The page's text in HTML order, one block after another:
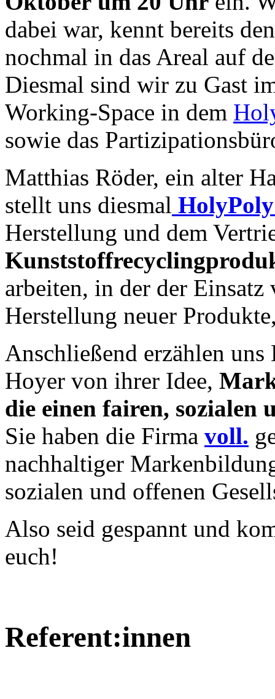
dabei war, kennt bereits
nochmal in das Areal auf
Diesmal sind wir zu Gast
Working-Space in dem
sowie das
Matthias Röder, ein alter
stellt uns diesmal
Herstellung und dem
arbeiten, in der der
Herstellung neuer
Anschließend erzählen
Hoyer von ihrer Idee,
die einen fairen, sozialen
Sie haben die Firma voll.
nachhaltiger
sozialen und offenen
Also seid gespannt und
euch!
Referent:innen